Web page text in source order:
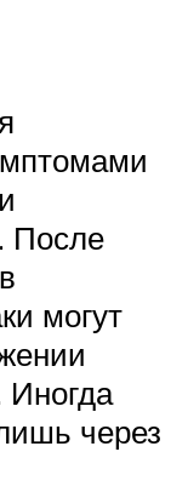
После
могут
Иногда
через